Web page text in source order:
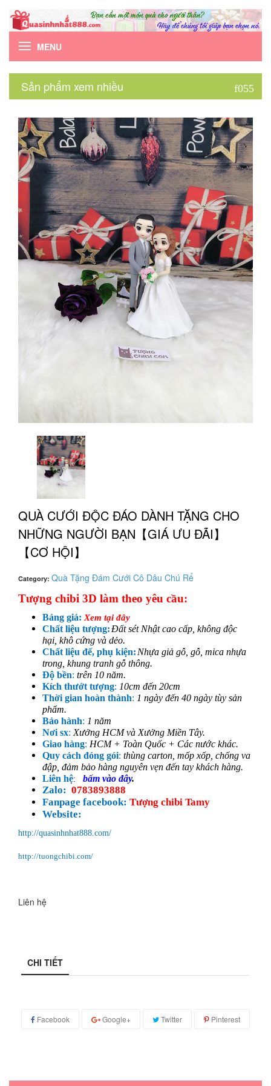
MENU
Sản phẩm xem nhiều
QUÀ CƯỚI ĐỘC ĐÁO DÀNH TẶNG CHO
NHỮNG NGƯỜI BẠN【GIÁ ƯU ĐÃI】
【CƠ HỘI】
Category: Quà Tặng Đám Cưới Cô Dâu Chú Rể
Tượng chibi 3D làm theo yêu cầu:
Bảng giá: Xem tại đây
Chất liệu tượng:Đất sét Nhật cao cấp, không độc
hại, khô cứng và dẻo.
Chất liệu đế, phụ kiện: Nhựa giả gỗ, gỗ, mica nhựa
trong, khung tranh gỗ thông.
Độ bền: trên 10 năm.
Kích thướt tượng: 10cm đến 20cm
Thời gian hoàn thành: 1 ngày đến 40 ngày tùy sản
phẩm.
Bảo hành: 1 năm
Nơi sx: Xưởng HCM và Xưởng Miền Tây.
Giao hàng: HCM + Toàn Quốc + Các nước khác.
Quy cách đóng gói: thùng carton, mốp xốp, chống va
đập, đảm bảo hàng nguyên vẹn đến tay khách hàng.
Liên hệ: bấm vào đây.
Zalo: 0783893888
Fanpage facebook: Tượng chibi Tamy
Website:
http://quasinhnhat888.com/
http://tuongchibi.com/
Liên hệ
CHI TIẾT
Facebook Google+ Twitter Pinterest